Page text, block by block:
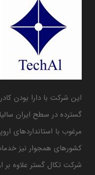
این شرکت با دارا بودن
گسترده در سطح ایران
مرغوب با استانداردهای
کشورهای همجوار نیز
شرکت تکال گستر علاوه